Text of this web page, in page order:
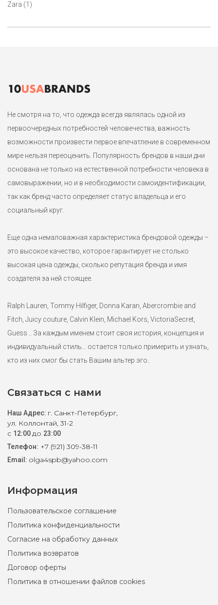
Zara (1)
Не смотря на то, что одежда всегда являлась одной из
первоочередных потребностей человечества, важность
возможности произвести первое впечатление в современном
мире нельзя переоценить. Популярность брендов в наши дни
основана не только на естественной потребности человека в
самовыражении, но и в необходимости самоидентификации,
так как бренд часто определяет статус владельца и его
социальный круг.
Еще одна немаловажная характеристика брендовой одежды –
это высокое качество, которое гарантирует не столько
высокая цена одежды, сколько репутация бренда и имя
создателя за ней стоящее.
Ralph Lauren, Tommy Hilfiger, Donna Karan, Abercrombie and
Fitch, Juicy couture, Calvin Klein, Michael Kors, VictoriaSecret,
Guess .. За каждым именем стоит своя история, концепция и
индивидуальный стиль... остается только примерить и узнать,
кто из них смог бы стать Вашим альтер эго..
Связаться с нами
Наш Адрес: г. Санкт-Петербург,
ул. Коллонтай, 31-2
с 12:00до 23:00
Телефон: +7 (921) 309-38-11
Email: olga4spb@yahoo.com
Информация
Пользовательское соглашение
Политика конфиденциальности
Согласие на обработку данных
Политика возвратов
Договор оферты
Политика в отношении файлов cookies